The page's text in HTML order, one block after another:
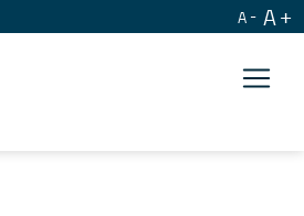
A A